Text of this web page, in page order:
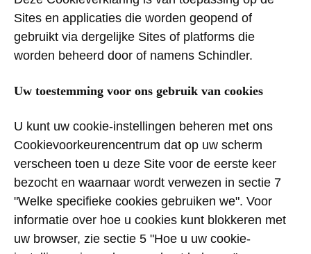
Sites en applicaties die worden geopend of
gebruikt via dergelijke Sites of platforms die
worden beheerd door of namens Schindler.
Uw toestemming voor ons gebruik van cookies
U kunt uw cookie-instellingen beheren met ons
Cookievoorkeurencentrum dat op uw scherm
verscheen toen u deze Site voor de eerste keer
bezocht en waarnaar wordt verwezen in sectie 7
"Welke specifieke cookies gebruiken we". Voor
informatie over hoe u cookies kunt blokkeren met
uw browser, zie sectie 5 "Hoe u uw cookie-